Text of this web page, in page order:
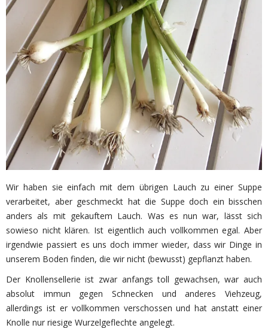
Wir haben sie einfach mit dem übrigen Lauch zu einer Suppe
verarbeitet, aber geschmeckt hat die Suppe doch ein bisschen
anders als mit gekauftem Lauch. Was es nun war, lässt sich
sowieso nicht klären. Ist eigentlich auch vollkommen egal. Aber
irgendwie passiert es uns doch immer wieder, dass wir Dinge in
unserem Boden finden, die wir nicht (bewusst) gepflanzt haben.
Der Knollensellerie ist zwar anfangs toll gewachsen, war auch
absolut immun gegen Schnecken und anderes Viehzeug,
allerdings ist er vollkommen verschossen und hat anstatt einer
Knolle nur riesige Wurzelgeflechte angelegt.